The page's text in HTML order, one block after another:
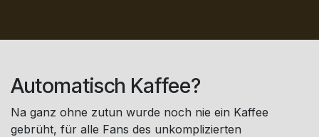
Automatisch Kaffee?
Na ganz ohne zutun wurde noch nie ein Kaffee
gebrüht, für alle Fans des unkomplizierten